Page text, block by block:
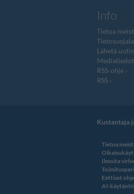
Info
Tietoa
Lähetä
Mediatiedot
RSS-ohje
RSS
Kustantaja
Tietoa
Ilmoita
Eettiset
AI-käytäntö